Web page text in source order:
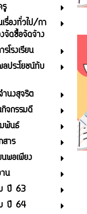
เรื่องทั่วไป/กา
งจัดซื้อจัดจ้าง
โรงเรียน
ประโยชน์ทับ
ำนงสุจริต
กิจกรรมดี
พันธ์
สาร
พอเพียง
น
ปี 63
ปี 64